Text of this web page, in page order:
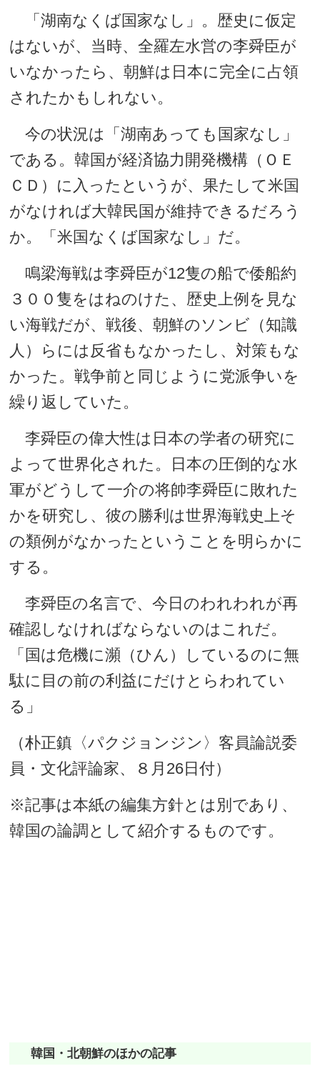
「湖南なくば国家なし」。歴史に仮定
はないが、当時、全羅左水営の李舜臣が
いなかったら、朝鮮は日本に完全に占領
されたかもしれない。
今の状況は「湖南あっても国家なし」
である。韓国が経済協力開発機構（ＯＥ
ＣＤ）に入ったというが、果たして米国
がなければ大韓民国が維持できるだろう
か。「米国なくば国家なし」だ。
鳴梁海戦は李舜臣が12隻の船で倭船約
３００隻をはねのけた、歴史上例を見な
い海戦だが、戦後、朝鮮のソンビ（知識
人）らには反省もなかったし、対策もな
かった。戦争前と同じように党派争いを
繰り返していた。
李舜臣の偉大性は日本の学者の研究に
よって世界化された。日本の圧倒的な水
軍がどうして一介の将帥李舜臣に敗れた
かを研究し、彼の勝利は世界海戦史上そ
の類例がなかったということを明らかに
する。
李舜臣の名言で、今日のわれわれが再
確認しなければならないのはこれだ。
「国は危機に瀕（ひん）しているのに無
駄に目の前の利益にだけとらわれてい
る」
（朴正鎮〈パクジョンジン〉客員論説委
員・文化評論家、８月26日付）
※記事は本紙の編集方針とは別であり、
韓国の論調として紹介するものです。
韓国・北朝鮮のほかの記事